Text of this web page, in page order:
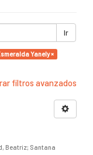
Ir
Yanely ×
filtros avanzados
Beatriz; Santana